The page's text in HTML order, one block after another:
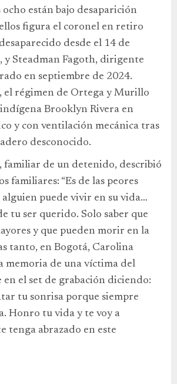
ocho están bajo desaparición
figura el coronel en retiro
desde el 14 de
y Steadman Fagoth, dirigente
en septiembre de 2024.
el régimen de Ortega y Murillo
Brooklyn Rivera en
y con ventilación mecánica tras
desconocido.
familiar de un detenido, describió
familiares: “Es de las peores
alguien puede vivir en su vida…
tu ser querido. Solo saber que
y que pueden morir en la
tanto, en Bogotá, Carolina
memoria de una víctima del
en el set de grabación diciendo:
tu sonrisa porque siempre
Honro tu vida y te voy a
tenga abrazado en este